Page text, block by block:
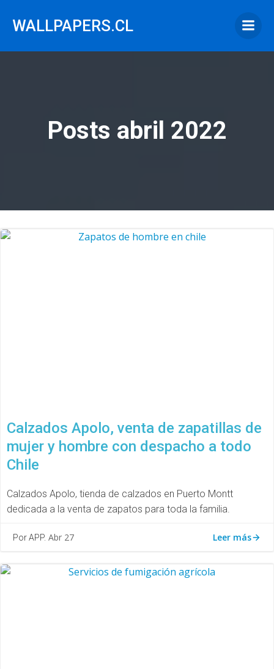
WALLPAPERS.CL
Posts abril 2022
Calzados Apolo, venta de zapatillas de
mujer y hombre con despacho a todo
Chile
Calzados Apolo, tienda de calzados en Puerto Montt
dedicada a la venta de zapatos para toda la familia.
Por APP. Abr 27 Leer más